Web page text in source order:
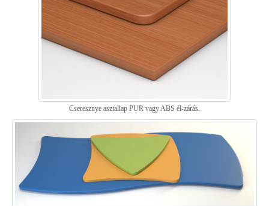
Cseresznye asztallap PUR vagy ABS él-zárás.